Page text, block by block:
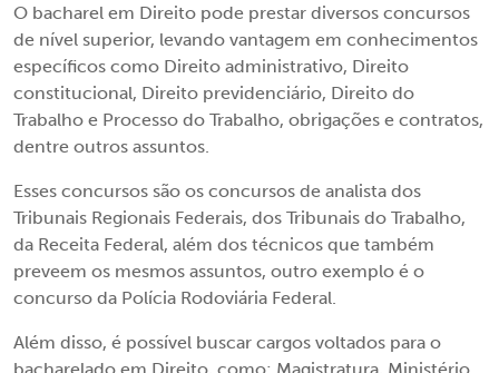
O bacharel em Direito pode prestar diversos concursos
de nível superior, levando vantagem em conhecimentos
específicos como Direito administrativo, Direito
constitucional, Direito previdenciário, Direito do
Trabalho e Processo do Trabalho, obrigações e contratos,
dentre outros assuntos.
Esses concursos são os concursos de analista dos
Tribunais Regionais Federais, dos Tribunais do Trabalho,
da Receita Federal, além dos técnicos que também
preveem os mesmos assuntos, outro exemplo é o
concurso da Polícia Rodoviária Federal.
Além disso, é possível buscar cargos voltados para o
bacharelado em Direito, como: Magistratura, Ministério